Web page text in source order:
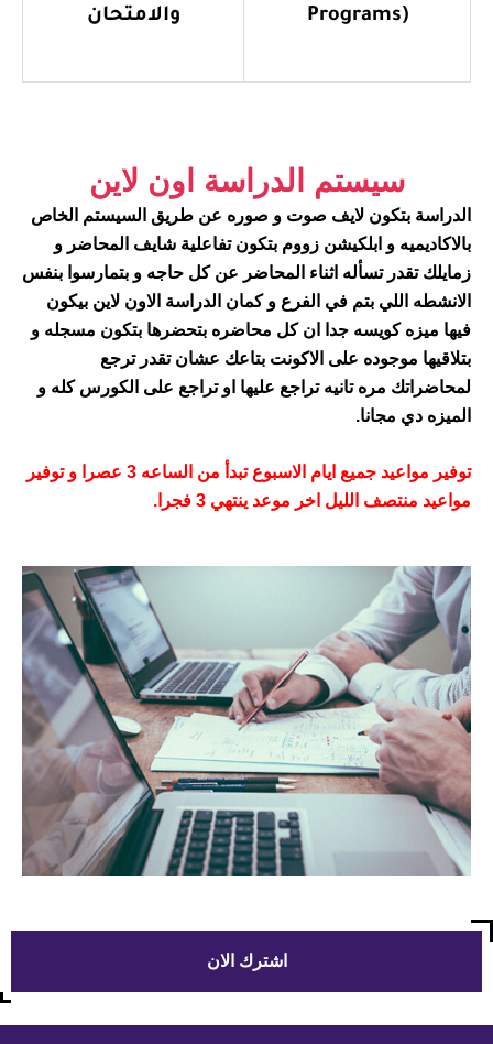
Programs)
والامتحان
سيستم الدراسة اون لاين
بتكون لايف صوت و صوره عن طريق السيستم الخاص
و ابلكيشن زووم بتكون تفاعلية شايف المحاضر و
تقدر تسأله اثناء المحاضر عن كل حاجه و بتمارسوا بنفس
اللي بتم في الفرع و كمان الدراسة الاون لاين بيكون
ميزه كويسه جدا ان كل محاضره بتحضرها بتكون مسجله و
موجوده على الاكونت بتاعك عشان تقدر ترجع
مره تانيه تراجع عليها او تراجع على الكورس كله و
دي مجانا.
توفير مواعيد جميع ايام الاسبوع تبدأ من الساعه 3 عصرا و توفير
منتصف الليل اخر موعد ينتهي 3 فجرا.
اشترك الان